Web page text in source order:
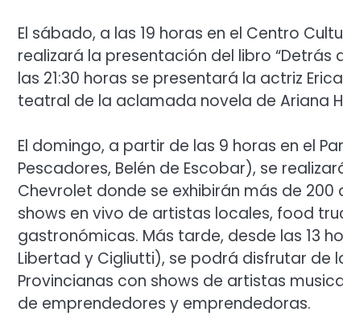
El sábado, a las 19 horas en el Centro
realizará la presentación del libro “Detrás
las 21:30 horas se presentará la actriz
teatral de la aclamada novela de Ariana
El domingo, a partir de las 9 horas en el
Pescadores, Belén de Escobar), se
Chevrolet donde se exhibirán más de
shows en vivo de artistas locales, food
gastronómicas. Más tarde, desde las 13
Libertad y Cigliutti), se podrá disfrutar de
Provincianas con shows de artistas
de emprendedores y emprendedoras.